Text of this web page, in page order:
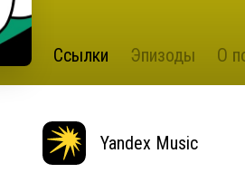
Ссылки Эпизоды О
Yandex Music